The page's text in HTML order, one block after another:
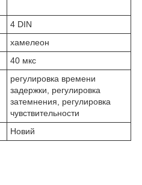
4 DIN
хамелеон
40 мкс
регулировка времени
задержки, регулировка
затемнения, регулировка
чувствительности
Новий